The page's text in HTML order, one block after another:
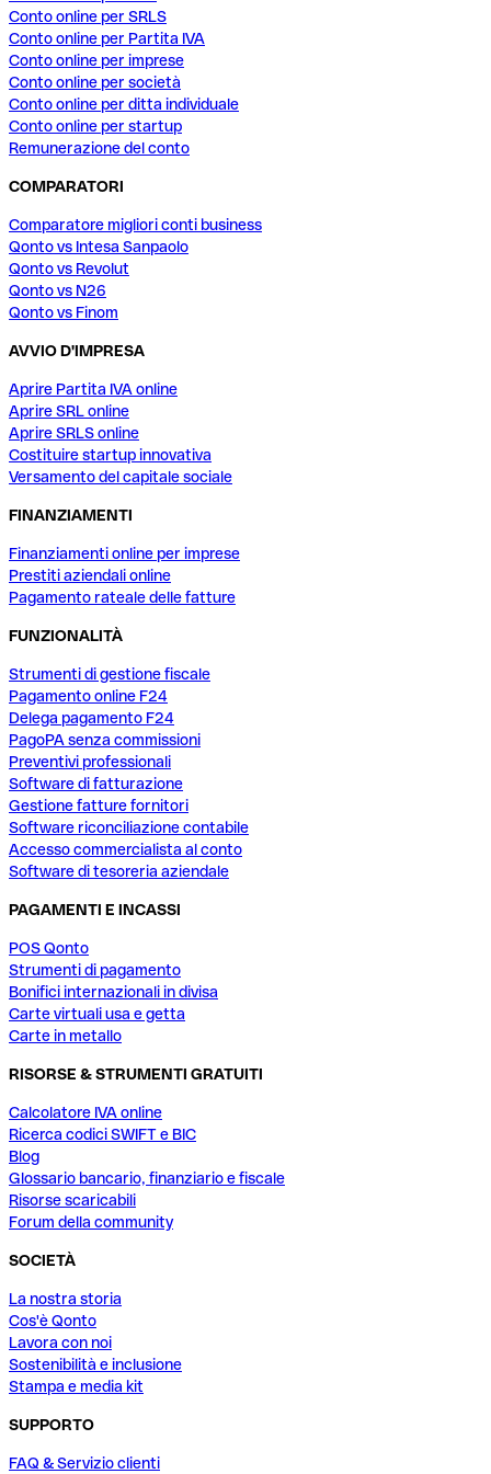
Conto online per SRLS
Conto online per Partita IVA
Conto online per imprese
Conto online per società
Conto online per ditta individuale
Conto online per startup
Remunerazione del conto
COMPARATORI
Comparatore migliori conti business
Qonto vs Intesa Sanpaolo
Qonto vs Revolut
Qonto vs N26
Qonto vs Finom
AVVIO D'IMPRESA
Aprire Partita IVA online
Aprire SRL online
Aprire SRLS online
Costituire startup innovativa
Versamento del capitale sociale
FINANZIAMENTI
Finanziamenti online per imprese
Prestiti aziendali online
Pagamento rateale delle fatture
FUNZIONALITÀ
Strumenti di gestione fiscale
Pagamento online F24
Delega pagamento F24
PagoPA senza commissioni
Preventivi professionali
Software di fatturazione
Gestione fatture fornitori
Software riconciliazione contabile
Accesso commercialista al conto
Software di tesoreria aziendale
PAGAMENTI E INCASSI
POS Qonto
Strumenti di pagamento
Bonifici internazionali in divisa
Carte virtuali usa e getta
Carte in metallo
RISORSE & STRUMENTI GRATUITI
Calcolatore IVA online
Ricerca codici SWIFT e BIC
Blog
Glossario bancario, finanziario e fiscale
Risorse scaricabili
Forum della community
SOCIETÀ
La nostra storia
Cos'è Qonto
Lavora con noi
Sostenibilità e inclusione
Stampa e media kit
SUPPORTO
FAQ & Servizio clienti